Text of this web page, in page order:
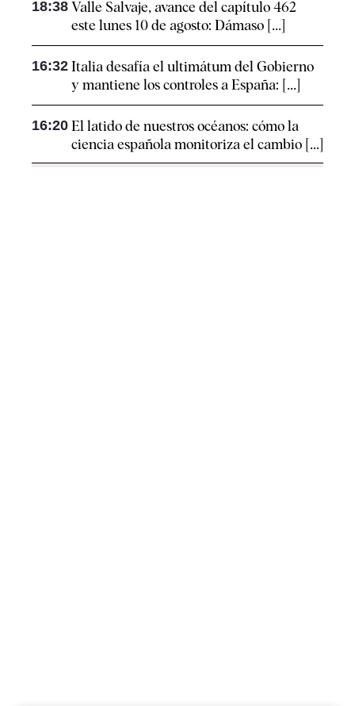
18:38 Valle Salvaje, avance del capítulo 462
este lunes 10 de agosto: Dámaso [...]
16:32 Italia desafía el ultimátum del Gobierno
y mantiene los controles a España: [...]
16:20 El latido de nuestros océanos: cómo la
ciencia española monitoriza el cambio [...]